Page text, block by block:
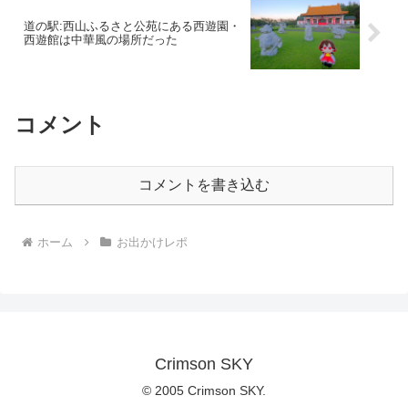
道の駅:西山ふるさと公苑にある西遊園・
西遊館は中華風の場所だった
コメント
コメントを書き込む
ホーム お出かけレポ
Crimson SKY
© 2005 Crimson SKY.